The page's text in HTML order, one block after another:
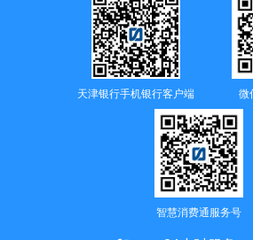
天津银行手机银行客户端 微
智慧消费通服务号